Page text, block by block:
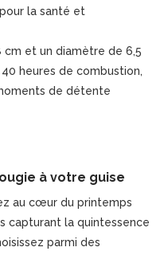
la santé et
cm et un diamètre de 6,5
heures de combustion,
de détente
à votre guise
au cœur du printemps
capturant la quintessence
parmi des